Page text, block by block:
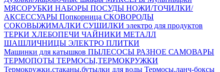
МЯСОРУБКИ НАБОРЫ ПОСУДЫ НОЖИ/ТОЧИЛКИ/
АКСЕССУАРЫ Попкорница СКОВОРОДЫ
СОКОВЫЖИМАЛКИ СУШИЛКИ электро для продуктов
ТЕРКИ ХЛЕБОПЕЧИ ЧАЙНИКИ МЕТАЛЛ
ШАШЛИЧНИЦЫ ЭЛЕКТРО ПЛИТКИ
Машинки для катышков ПЫЛЕСОСЫ РАЗНОЕ САМОВАРЫ
ТЕРМОПОТЫ ТЕРМОСЫ,ТЕРМОКРУЖКИ
Термокружки,стаканы,бутылки для воды Термосы,ланч-боксы